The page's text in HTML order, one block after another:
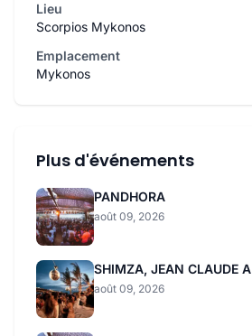
Lieu
Scorpios Mykonos
Emplacement
Mykonos
Plus d'événements
PANDHORA
août 09, 2026
SHIMZA, JEAN CLAUDE
août 09, 2026